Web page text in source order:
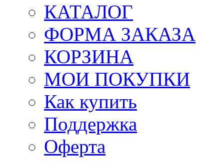
КАТАЛОГ
ФОРМА ЗАКАЗА
КОРЗИНА
МОИ ПОКУПКИ
Как купить
Поддержка
Оферта